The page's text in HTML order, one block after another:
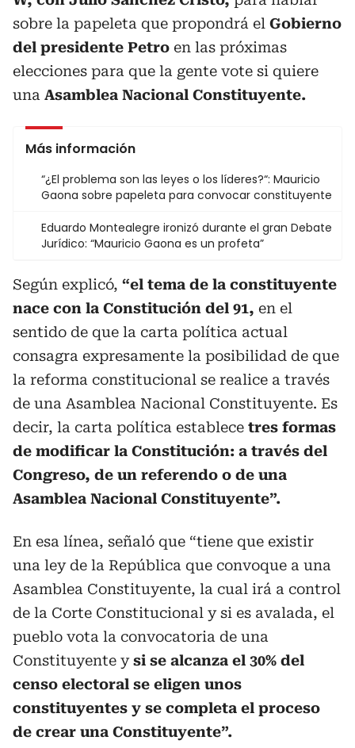
sobre la papeleta que propondrá el Gobierno
del presidente Petro en las próximas
elecciones para que la gente vote si quiere
una Asamblea Nacional Constituyente.
Más información
“¿El problema son las leyes o los líderes?“: Mauricio
Gaona sobre papeleta para convocar constituyente
Eduardo Montealegre ironizó durante el gran Debate
Jurídico: “Mauricio Gaona es un profeta”
Según explicó, “el tema de la constituyente
nace con la Constitución del 91, en el
sentido de que la carta política actual
consagra expresamente la posibilidad de que
la reforma constitucional se realice a través
de una Asamblea Nacional Constituyente. Es
decir, la carta política establece tres formas
de modificar la Constitución: a través del
Congreso, de un referendo o de una
Asamblea Nacional Constituyente”.
En esa línea, señaló que “tiene que existir
una ley de la República que convoque a una
Asamblea Constituyente, la cual irá a control
de la Corte Constitucional y si es avalada, el
pueblo vota la convocatoria de una
Constituyente ysi se alcanza el 30% del
censo electoral se eligen unos
constituyentes y se completa el proceso
de crear una Constituyente”.